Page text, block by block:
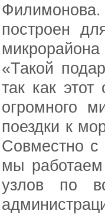
построен
«Такой
так как
огромного
поездки к
Совместно с
мы работаем
узлов по